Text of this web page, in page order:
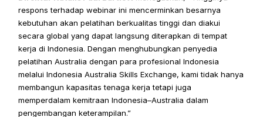
respons terhadap webinar ini mencerminkan besarnya
kebutuhan akan pelatihan berkualitas tinggi dan diakui
secara global yang dapat langsung diterapkan di tempat
kerja di Indonesia. Dengan menghubungkan penyedia
pelatihan Australia dengan para profesional Indonesia
melalui Indonesia Australia Skills Exchange, kami tidak hanya
membangun kapasitas tenaga kerja tetapi juga
memperdalam kemitraan Indonesia–Australia dalam
pengembangan keterampilan.”